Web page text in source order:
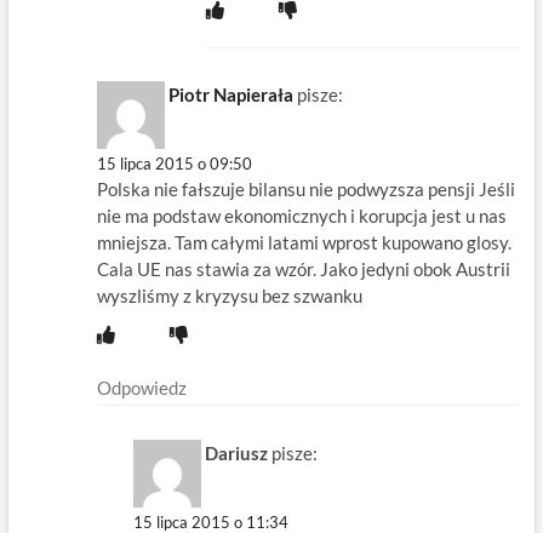
Piotr Napierała pisze:
15 lipca 2015 o 09:50
Polska nie fałszuje bilansu nie podwyzsza pensji Jeśli
nie ma podstaw ekonomicznych i korupcja jest u nas
mniejsza. Tam całymi latami wprost kupowano glosy.
Cala UE nas stawia za wzór. Jako jedyni obok Austrii
wyszliśmy z kryzysu bez szwanku
Odpowiedz
Dariusz pisze:
15 lipca 2015 o 11:34